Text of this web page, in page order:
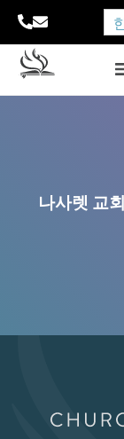
나사렛 교